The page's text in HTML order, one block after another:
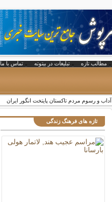
مطالب تازه تبلیغات در بیتوته تماس با ما
آداب و رسوم مردم تاکستان پایتخت انگور ایران
تازه های فرهنگ زندگی